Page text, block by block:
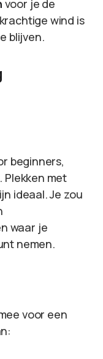
voor je de
wind is
blijven.
beginners,
Plekken met
ideaal. Je zou
waar je
nemen.
voor een